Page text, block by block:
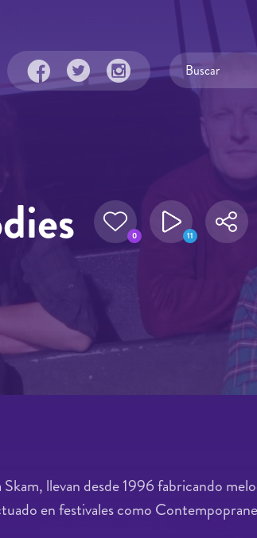
0 11
llevan desde 1996 fabricando
en festivales como